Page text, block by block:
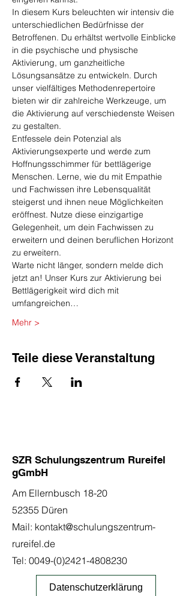
In diesem Kurs beleuchten wir intensiv die
unterschiedlichen Bedürfnisse der
Betroffenen. Du erhältst wertvolle Einblicke
in die psychische und physische
Aktivierung, um ganzheitliche
Lösungsansätze zu entwickeln. Durch
unser vielfältiges Methodenrepertoire
bieten wir dir zahlreiche Werkzeuge, um
die Aktivierung auf verschiedenste Weisen
zu gestalten.
Entfessele dein Potenzial als
Aktivierungsexperte und werde zum
Hoffnungsschimmer für bettlägerige
Menschen. Lerne, wie du mit Empathie
und Fachwissen ihre Lebensqualität
steigerst und ihnen neue Möglichkeiten
eröffnest. Nutze diese einzigartige
Gelegenheit, um dein Fachwissen zu
erweitern und deinen beruflichen Horizont
zu erweitern.
Warte nicht länger, sondern melde dich
jetzt an! Unser Kurs zur Aktivierung bei
Bettlägerigkeit wird dich mit
umfangreichen…
Mehr >
Teile diese Veranstaltung
SZR Schulungszentrum Rureifel
gGmbH
Am Ellernbusch 18-20
52355 Düren
Mail: kontakt@schulungszentrum-
rureifel.de
Tel: 0049-(0)2421-4808230
Datenschutzerklärung